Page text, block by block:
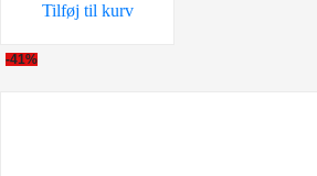
69,00 kr..
Tilføj til kurv
-41%